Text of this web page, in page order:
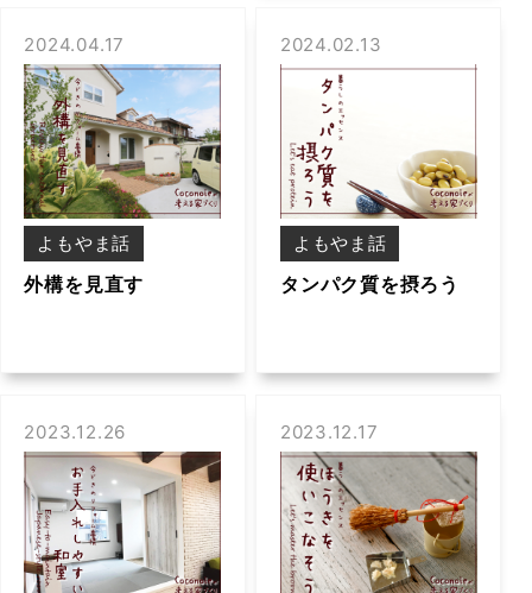
2024.04.17
よもやま話
外構を見直す
2024.02.13
よもやま話
タンパク質を摂ろう
2023.12.26 2023.12.17